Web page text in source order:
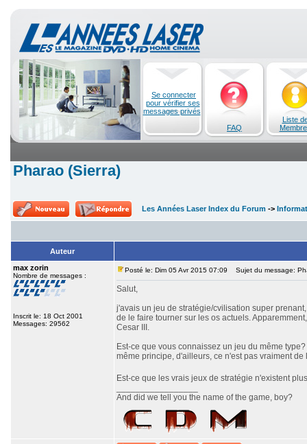
Se connecter
pour vérifier ses
messages privés
FAQ
Liste
Pharao (Sierra)
Les Années Laser Index du Forum ->
Auteur
max zorin
Nombre de messages :
Inscrit le: 18 Oct 2001
Messages: 29562
Posté le: Dim 05 Avr 2015 07:09 Sujet du message:
Salut,
j'avais un jeu de stratégie/cvilisation super
de le faire tourner sur les os actuels.
Cesar III.
Est-ce que vous connaissez un jeu du même
même principe, d'ailleurs, ce n'est pas vraiment
Est-ce que les vrais jeux de stratégie n'existent
And did we tell you the name of the game, boy?